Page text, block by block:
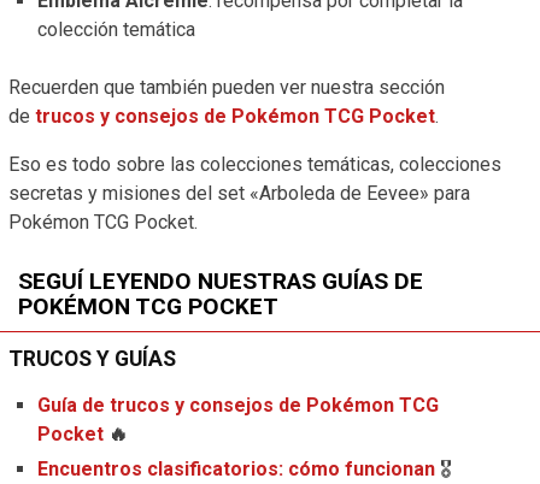
colección temática
Recuerden que también pueden ver nuestra sección
de trucos y consejos de Pokémon TCG Pocket.
Eso es todo sobre las colecciones temáticas, colecciones
secretas y misiones del set «Arboleda de Eevee» para
Pokémon TCG Pocket.
SEGUÍ LEYENDO NUESTRAS GUÍAS DE
POKÉMON TCG POCKET
TRUCOS Y GUÍAS
Guía de trucos y consejos de Pokémon TCG
Pocket 🔥
Encuentros clasificatorios: cómo funcionan 🎖️